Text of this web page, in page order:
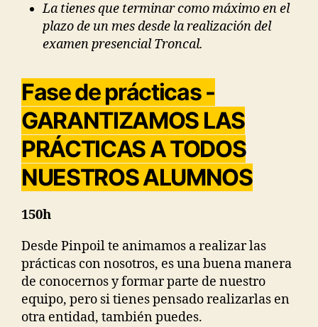
La tienes que terminar como máximo en el
plazo de un mes desde la realización del
examen presencial Troncal.
Fase de prácticas -
GARANTIZAMOS LAS
PRÁCTICAS A TODOS
NUESTROS ALUMNOS
150h
Desde Pinpoil te animamos a realizar las
prácticas con nosotros, es una buena manera
de conocernos y formar parte de nuestro
equipo, pero si tienes pensado realizarlas en
otra entidad, también puedes.